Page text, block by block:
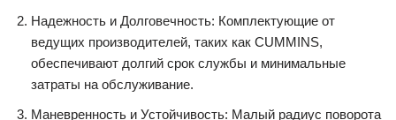
Надежность и Долговечность: Комплектующие от
ведущих производителей, таких как CUMMINS,
обеспечивают долгий срок службы и минимальные
затраты на обслуживание.
Маневренность и Устойчивость: Малый радиус поворота